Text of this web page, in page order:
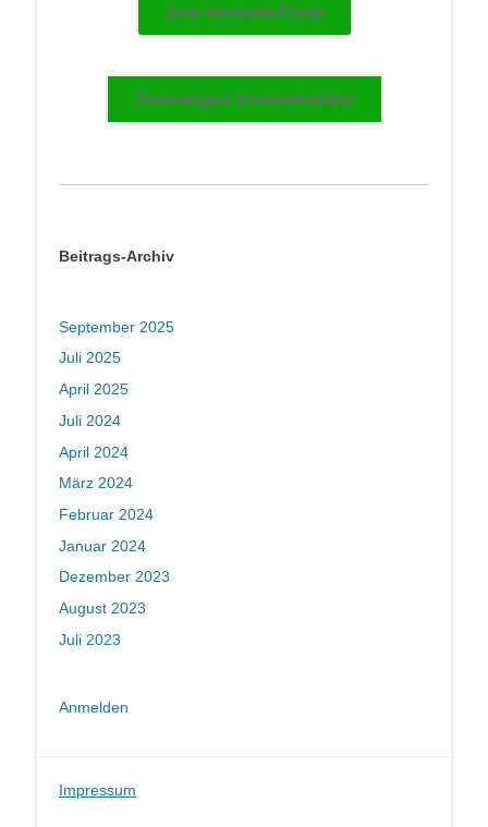
Zum Vorstand-Portal
Änderungen Vorstandsdaten
Beitrags-Archiv
September 2025
Juli 2025
April 2025
Juli 2024
April 2024
März 2024
Februar 2024
Januar 2024
Dezember 2023
August 2023
Juli 2023
Anmelden
Impressum